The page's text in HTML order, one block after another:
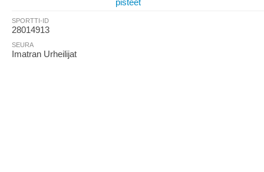
pisteet
SPORTTI-ID
28014913
SEURA
Imatran Urheilijat